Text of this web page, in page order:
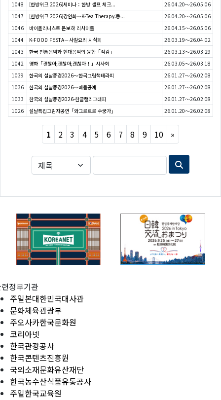
1048
[한방위크 2026]세미나：한방 셀프 체크...
26.04.20～26.05.06
1047
[한방위크 2026]강연회〜K-Tea Therapy:동...
26.04.20～26.05.06
1046
바이올리니스트 문보하 리사이틀
26.04.15～26.05.06
1044
K-FOOD FESTA－사찰요리 시식회
26.03.19～26.04.02
1043
한국 전통음악과 현대음악의 융합「적감」
26.03.13～26.03.29
1042
영화「괜찮아,괜찮아,괜찮아！」시사회
26.03.05～26.03.18
1039
한국의 설날풍경2026〜한국그림책테라피
26.01.27～26.02.08
1036
한국의 설날풍경2026〜매듭공예
26.01.27～26.02.08
1033
한국의 설날풍경2026-한글캘리그래피
26.01.27～26.02.08
1026
설날특집그림자공연「와그르르르 수궁가」 26.01.20～26.02.08
1 2 3 4 5 6 7 8 9 10 »
정부기관
주일본대한민국대사관
문화체육관광부
주오사카한국문화원
코리아넷
한국관광공사
한국콘텐츠진흥원
국외소재문화유산재단
한국농수산식품유통공사
주일한국교육원